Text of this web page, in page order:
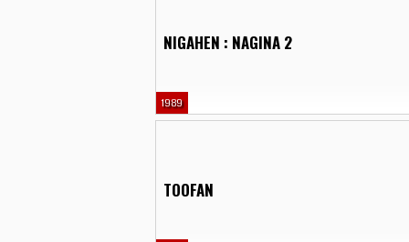
NIGAHEN : NAGINA 2
1989
TOOFAN